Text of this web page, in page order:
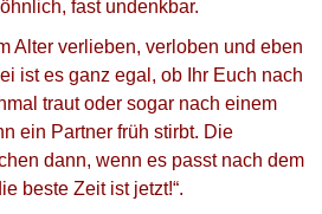
fast undenkbar.
Alter verlieben, verloben und eben
ist es ganz egal, ob Ihr Euch nach
traut oder sogar nach einem
ein Partner früh stirbt. Die
dann, wenn es passt nach dem
beste Zeit ist jetzt!“.